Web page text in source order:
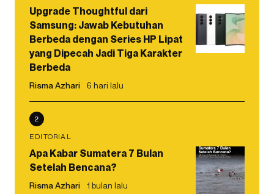
Upgrade Thoughtful dari
Samsung: Jawab Kebutuhan
Berbeda dengan Series HP Lipat
yang Dipecah Jadi Tiga Karakter
Berbeda
Risma Azhari 6 hari lalu
2
EDITORIAL
Apa Kabar Sumatera 7 Bulan
Setelah Bencana?
Risma Azhari 1 bulan lalu